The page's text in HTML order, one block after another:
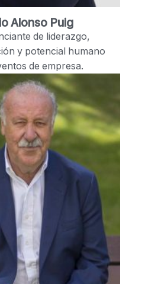
Alonso Puig
de liderazgo,
y potencial humano
de empresa.